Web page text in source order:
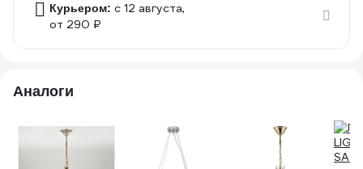
Курьером: c 12 августа,
от 290 ₽
Аналоги